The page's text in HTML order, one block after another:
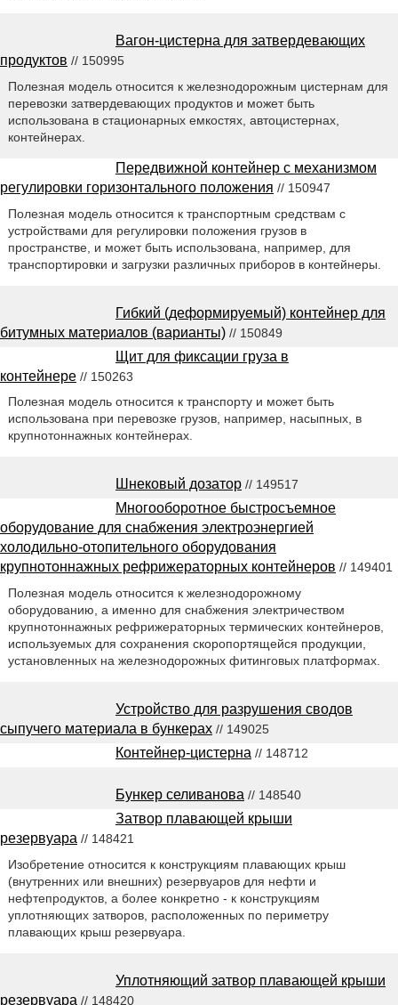
Вагон-цистерна для затвердевающих
продуктов // 150995
Полезная модель относится к железнодорожным цистернам для
перевозки затвердевающих продуктов и может быть
использована в стационарных емкостях, автоцистернах,
контейнерах.
Передвижной контейнер с механизмом
регулировки горизонтального положения // 150947
Полезная модель относится к транспортным средствам с
устройствами для регулировки положения грузов в
пространстве, и может быть использована, например, для
транспортировки и загрузки различных приборов в контейнеры.
Гибкий (деформируемый) контейнер для
битумных материалов (варианты) // 150849
Щит для фиксации груза в
контейнере // 150263
Полезная модель относится к транспорту и может быть
использована при перевозке грузов, например, насыпных, в
крупнотоннажных контейнерах.
Шнековый дозатор // 149517
Многооборотное быстросъемное
оборудование для снабжения электроэнергией
холодильно-отопительного оборудования
крупнотоннажных рефрижераторных контейнеров // 149401
Полезная модель относится к железнодорожному
оборудованию, а именно для снабжения электричеством
крупнотоннажных рефрижераторных термических контейнеров,
используемых для сохранения скоропортящейся продукции,
установленных на железнодорожных фитинговых платформах.
Устройство для разрушения сводов
сыпучего материала в бункерах // 149025
Контейнер-цистерна // 148712
Бункер селиванова // 148540
Затвор плавающей крыши
резервуара // 148421
Изобретение относится к конструкциям плавающих крыш
(внутренних или внешних) резервуаров для нефти и
нефтепродуктов, а более конкретно - к конструкциям
уплотняющих затворов, расположенных по периметру
плавающих крыш резервуара.
Уплотняющий затвор плавающей крыши
резервуара // 148420